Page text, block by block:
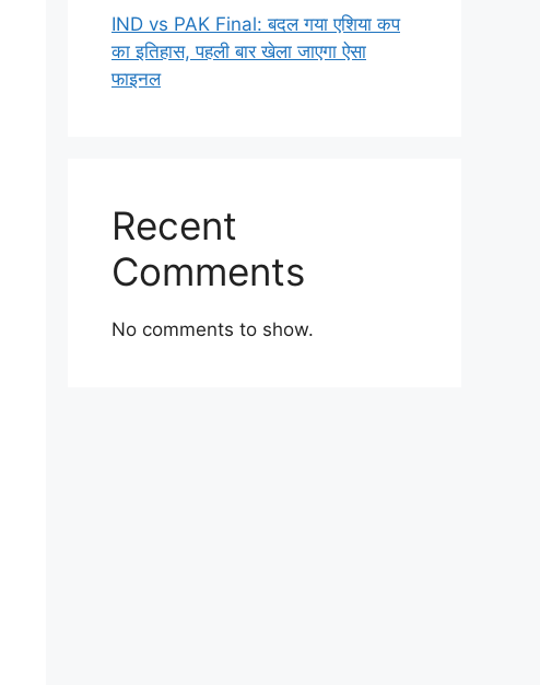
IND vs PAK Final: बदल गया एशिया कप
का इतिहास, पहली बार खेला जाएगा ऐसा
फाइनल
Recent
Comments
No comments to show.